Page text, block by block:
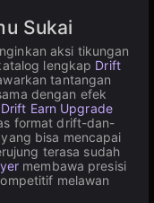
Sukai
aksi tikungan
lengkap Drift
tantangan
dengan efek
Earn Upgrade
format drift-dan-
bisa mencapai
terasa sudah
membawa presisi
melawan